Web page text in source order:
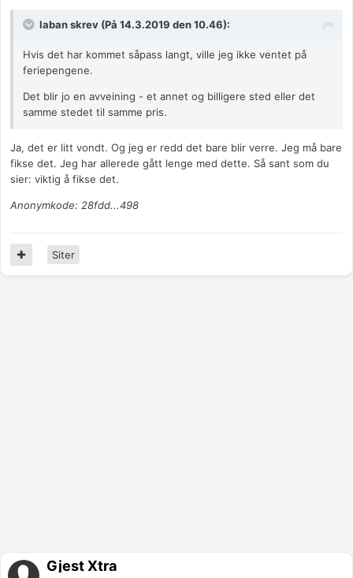
laban skrev (På 14.3.2019 den 10.46):
Hvis det har kommet såpass langt, ville jeg ikke ventet på
feriepengene.
Det blir jo en avveining - et annet og billigere sted eller det
samme stedet til samme pris.
Ja, det er litt vondt. Og jeg er redd det bare blir verre. Jeg må bare
fikse det. Jeg har allerede gått lenge med dette. Så sant som du
sier: viktig å fikse det.
Anonymkode: 28fdd...498
Siter
Gjest Xtra